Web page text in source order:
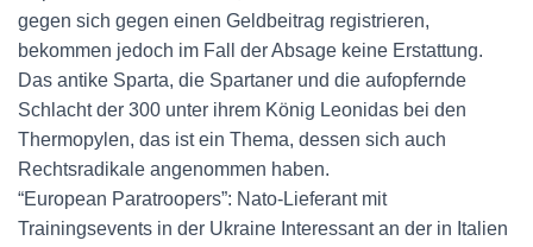
gegen sich gegen einen Geldbeitrag registrieren,
bekommen jedoch im Fall der Absage keine Erstattung.
Das antike Sparta, die Spartaner und die aufopfernde
Schlacht der 300 unter ihrem König Leonidas bei den
Thermopylen, das ist ein Thema, dessen sich auch
Rechtsradikale angenommen haben.
“European Paratroopers”: Nato-Lieferant mit
Trainingsevents in der Ukraine Interessant an der in Italien